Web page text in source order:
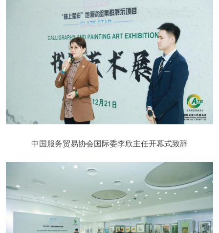
中国服务贸易协会国际委李欣主任开幕式致辞